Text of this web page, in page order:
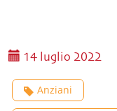
14 luglio 2022
Anziani